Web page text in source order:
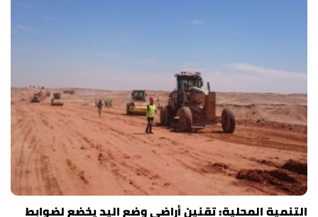
التنمية المحلية: تقنين أراضي وضع اليد يخضع لضوابط